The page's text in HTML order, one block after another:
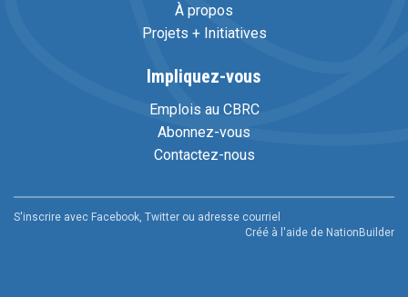
À propos
Projets + Initiatives
Impliquez-vous
Emplois au CBRC
Abonnez-vous
Contactez-nous
S'inscrire avec Facebook, Twitter ou adresse courriel
Créé à l'aide de NationBuilder